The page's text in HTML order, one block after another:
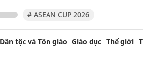
# ASEAN CUP 2026
Dân tộc và Tôn giáo Giáo dục Thế giới